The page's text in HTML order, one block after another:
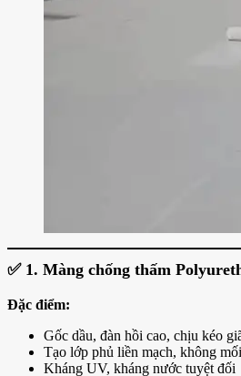
✅ 1. Màng chống thấm
Đặc điểm:
Gốc dầu, đàn hồi cao, chịu kéo
Tạo lớp phủ liền mạch, không
Kháng UV, kháng nước tuyệt đối